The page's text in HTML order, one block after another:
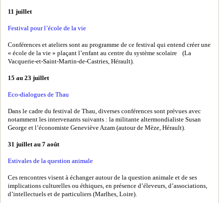
11 juillet
Festival pour l’école de la vie
Conférences et ateliers sont au programme de ce festival qui entend créer une
« école de la vie » plaçant l’enfant au centre du système scolaire (La
Vacquerie-et-Saint-Martin-de-Castries, Hérault).
15 au 23 juillet
Eco-dialogues de Thau
Dans le cadre du festival de Thau, diverses conférences sont prévues avec
notamment les intervenants suivants : la militante altermondialiste Susan
George et l’économiste Geneviève Azam (autour de Mèze, Hérault).
31 juillet au 7 août
Estivales de la question animale
Ces rencontres visent à échanger autour de la question animale et de ses
implications culturelles ou éthiques, en présence d’éleveurs, d’associations,
d’intellectuels et de particuliers (Marlhes, Loire).